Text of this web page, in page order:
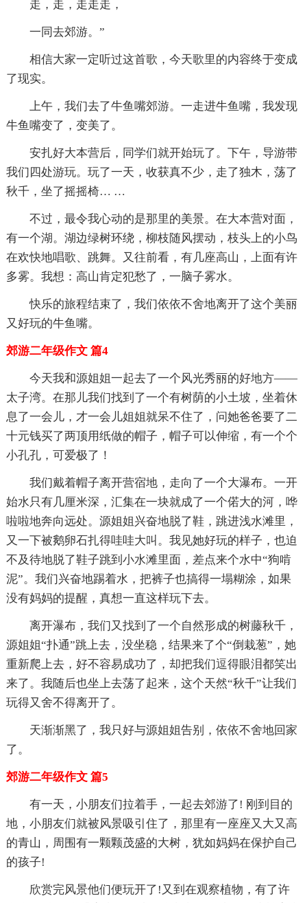
走，走，走走走，
一同去郊游。”
相信大家一定听过这首歌，今天歌里的内容终于变成
了现实。
上午，我们去了牛鱼嘴郊游。一走进牛鱼嘴，我发现
牛鱼嘴变了，变美了。
安扎好大本营后，同学们就开始玩了。下午，导游带
我们四处游玩。玩了一天，收获真不少，走了独木，荡了
秋千，坐了摇摇椅… …
不过，最令我心动的是那里的美景。在大本营对面，
有一个湖。湖边绿树环绕，柳枝随风摆动，枝头上的小鸟
在欢快地唱歌、跳舞。又往前看，有几座高山，上面有许
多雾。我想：高山肯定犯愁了，一脑子雾水。
快乐的旅程结束了，我们依依不舍地离开了这个美丽
又好玩的牛鱼嘴。
郊游二年级作文 篇4
今天我和源姐姐一起去了一个风光秀丽的好地方——
太子湾。在那儿我们找到了一个有树荫的小土坡，坐着休
息了一会儿，才一会儿姐姐就呆不住了，问她爸爸要了二
十元钱买了两顶用纸做的帽子，帽子可以伸缩，有一个个
小孔孔，可爱极了！
我们戴着帽子离开营宿地，走向了一个大瀑布。一开
始水只有几厘米深，汇集在一块就成了一个偌大的河，哗
啦啦地奔向远处。源姐姐兴奋地脱了鞋，跳进浅水滩里，
又一下被鹅卵石扎得哇哇大叫。我见她好玩的样子，也迫
不及待地脱了鞋子跳到小水滩里面，差点来个水中“狗啃
泥”。我们兴奋地踢着水，把裤子也搞得一塌糊涂，如果
没有妈妈的提醒，真想一直这样玩下去。
离开瀑布，我们又找到了一个自然形成的树藤秋千，
源姐姐“扑通”跳上去，没坐稳，结果来了个“倒栽葱”，她
重新爬上去，好不容易成功了，却把我们逗得眼泪都笑出
来了。我随后也坐上去荡了起来，这个天然“秋千”让我们
玩得又舍不得离开了。
天渐渐黑了，我只好与源姐姐告别，依依不舍地回家
了。
郊游二年级作文 篇5
有一天，小朋友们拉着手，一起去郊游了! 刚到目的
地，小朋友们就被风景吸引住了，那里有一座座又大又高
的青山，周围有一颗颗茂盛的大树，犹如妈妈在保护自己
的孩子!
欣赏完风景他们便玩开了!又到在观察植物，有了许